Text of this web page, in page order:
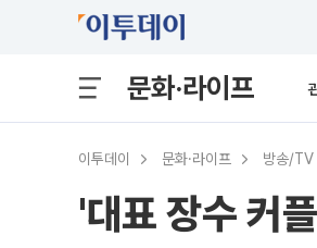
문화·라이프
이투데이 문화·라이프 방송/TV
'대표 장수 커